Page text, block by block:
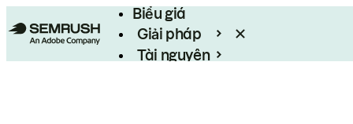
Biểu giá
Giải pháp
Tài nguyên